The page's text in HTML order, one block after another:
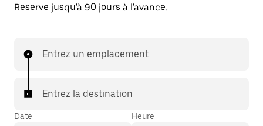
Reserve jusqu'à 90 jours à l'avance.
Entrez un emplacement
Entrez la destination
Date Heure